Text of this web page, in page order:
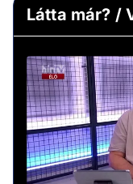
Látta már? /